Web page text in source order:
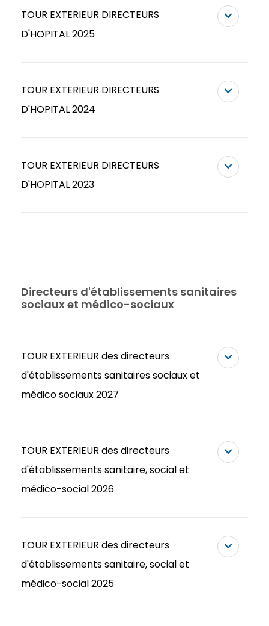
TOUR EXTERIEUR DIRECTEURS
D'HOPITAL 2025
TOUR EXTERIEUR DIRECTEURS
D'HOPITAL 2024
TOUR EXTERIEUR DIRECTEURS
D'HOPITAL 2023
Directeurs d'établissements sanitaires
sociaux et médico-sociaux
TOUR EXTERIEUR des directeurs
d'établissements sanitaires sociaux et
médico sociaux 2027
TOUR EXTERIEUR des directeurs
d'établissements sanitaire, social et
médico-social 2026
TOUR EXTERIEUR des directeurs
d'établissements sanitaire, social et
médico-social 2025